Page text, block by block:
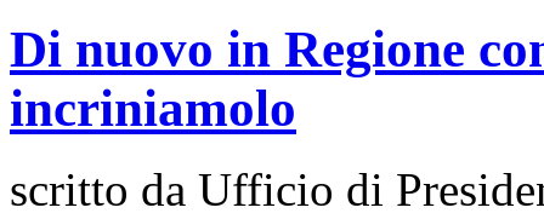
Di nuovo in Regione
incriniamolo
scritto da Ufficio di